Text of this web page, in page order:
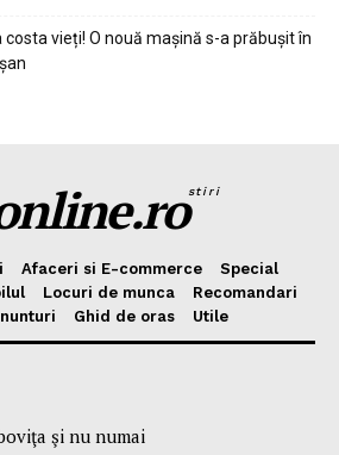
vieți! O nouă mașină s-a prăbușit în
stiri
Afaceri si E-commerce
Special
Locuri de munca
Recomandari
Ghid de oras Utile
şi nu numai